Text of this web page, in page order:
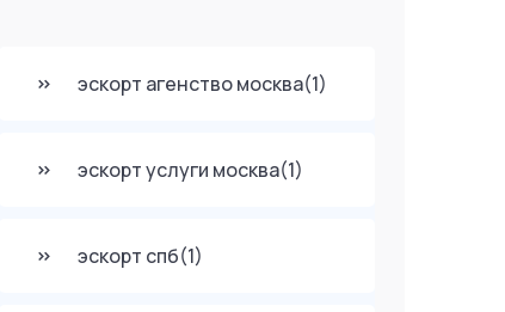
эскорт агенство москва(1)
эскорт услуги москва(1)
эскорт спб(1)